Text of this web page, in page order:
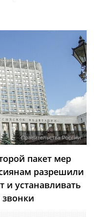
Правительства России
пакет мер
разрешили
и устанавливать
звонки